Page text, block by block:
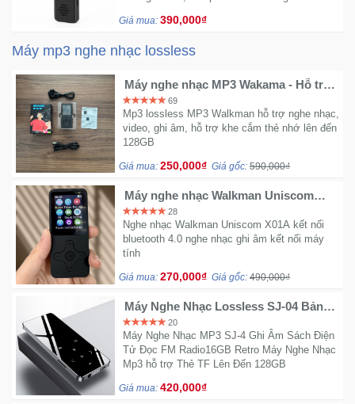
Giá mua: 390,000₫
Máy mp3 nghe nhạc lossless
Máy nghe nhạc MP3 Wakama - Hỗ trợ
thẻ 128Gb
69
Mp3 lossless MP3 Walkman hỗ trợ nghe nhạc,
video, ghi âm, hỗ trợ khe cắm thẻ nhớ lên đến
128GB
Giá mua: 250,000₫ Giá gốc: 590,000₫
Máy nghe nhạc Walkman Uniscom
X01A
28
Nghe nhạc Walkman Uniscom X01A kết nối
bluetooth 4.0 nghe nhạc ghi âm kết nối máy
tính
Giá mua: 270,000₫ Giá gốc: 490,000₫
Máy Nghe Nhạc Lossless SJ-04 Bản
8Gb màu bạc
20
Máy Nghe Nhạc MP3 SJ-4 Ghi Âm Sách Điện
Tử Đọc FM Radio16GB Retro Máy Nghe Nhạc
Mp3 hỗ trợ Thẻ TF Lên Đến 128GB
Giá mua: 420,000₫